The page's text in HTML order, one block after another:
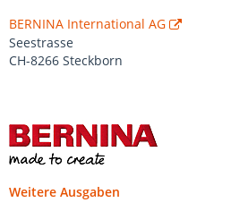
BERNINA International AG
Seestrasse
CH-8266 Steckborn
Weitere Ausgaben